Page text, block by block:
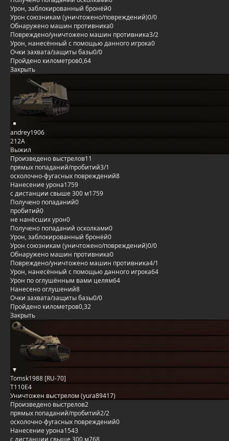
Урон, заблокированный бронёй0
Урон союзникам (уничтожено/повреждений)0/0
Обнаружено машин противника0
Повреждено/уничтожено машин противника3/2
Урон, нанесённый с помощью данного игрока0
Очки захвата/защиты базы0/0
Пройдено километров0,64
Закрыть
andrey1906
212А
Выжил
Произведено выстрелов11
прямых попаданий/пробитий3/1
осколочно-фугасных повреждений8
Нанесение урона1759
с дистанции свыше 300 м1759
Получено попаданий0
пробитий0
не нанёсших урон0
Получено попаданий осколками0
Урон, заблокированный бронёй0
Урон союзникам (уничтожено/повреждений)0/0
Обнаружено машин противника0
Повреждено/уничтожено машин противника4/1
Урон, нанесённый с помощью данного игрока64
Урон по оглушённым вами целям64
Нанесено оглушений8
Очки захвата/защиты базы0/0
Пройдено километров0,32
Закрыть
Tomsk1988 [RU-70]
T110E4
Уничтожен выстрелом (yura89417)
Произведено выстрелов2
прямых попаданий/пробитий2/2
осколочно-фугасных повреждений0
Нанесение урона1543
с дистанции свыше 300 м768